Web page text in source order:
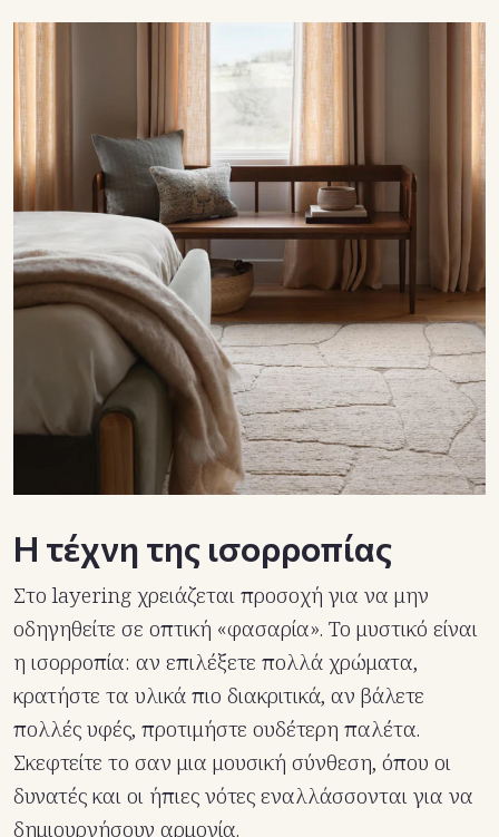
Η τέχνη της ισορροπίας
Στο layering χρειάζεται προσοχή για να μην
οδηγηθείτε σε οπτική «φασαρία». Το μυστικό είναι
η ισορροπία: αν επιλέξετε πολλά χρώματα,
κρατήστε τα υλικά πιο διακριτικά, αν βάλετε
πολλές υφές, προτιμήστε ουδέτερη παλέτα.
Σκεφτείτε το σαν μια μουσική σύνθεση, όπου οι
δυνατές και οι ήπιες νότες εναλλάσσονται για να
δημιουργήσουν αρμονία.